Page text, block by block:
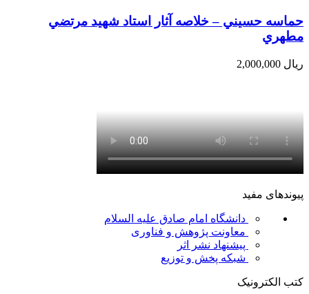
حماسه حسيني – خلاصه آثار استاد شهيد مرتضي
مطهري
ریال
پیوندهای مفید
دانشگاه امام صادق علیه السلام
معاونت پژوهش و فناوری
پیشنهاد نشر اثر
شبکه پخش و توزیع
کتب الکترونیک